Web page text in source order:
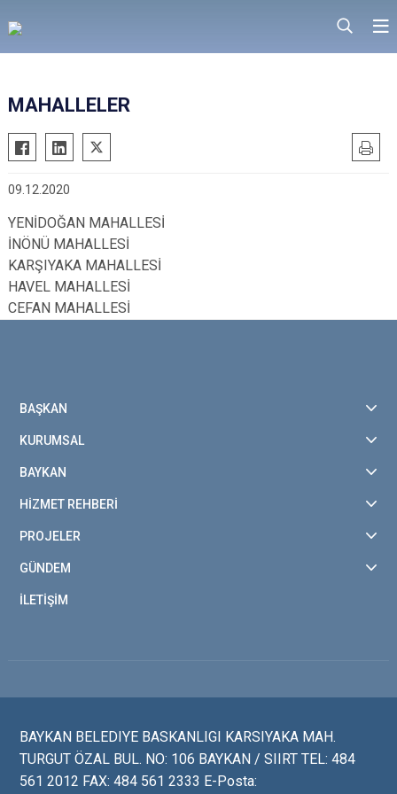
MAHALLELER
09.12.2020
YENİDOĞAN MAHALLESİ
İNÖNÜ MAHALLESİ
KARŞIYAKA MAHALLESİ
HAVEL MAHALLESİ
CEFAN MAHALLESİ
BAŞKAN
KURUMSAL
BAYKAN
HİZMET REHBERİ
PROJELER
GÜNDEM
İLETİŞİM
BAYKAN BELEDIYE BASKANLIGI KARSIYAKA MAH.
TURGUT ÖZAL BUL. NO: 106 BAYKAN / SIIRT TEL: 484
561 2012 FAX: 484 561 2333 E-Posta: